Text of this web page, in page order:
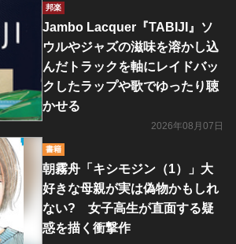
邦楽
Jambo Lacquer『TABIJI』ソ
ウルやジャズの滋味を溶かし込
んだトラックを軸にレイドバッ
クしたラップや歌でゆったり聴
かせる
2026年08月07日
書籍
朝霧舟「キシモジン（1）」大
好きな母親が実は偽物かもしれ
ない? 女子高生が直面する疑
惑を描く衝撃作